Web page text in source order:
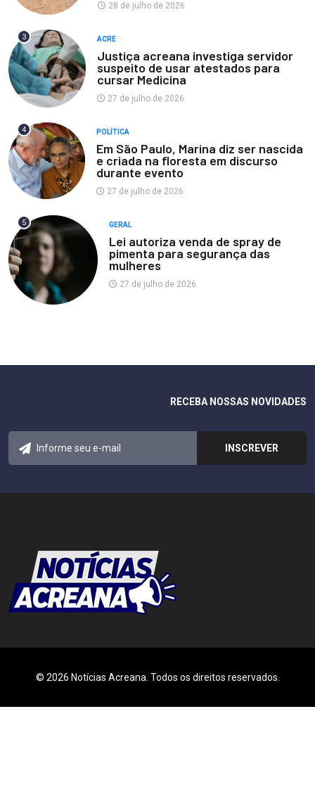
28 de julho de 2026
3 ACRE
Justiça acreana investiga servidor
suspeito de usar atestados para
cursar Medicina
27 de julho de 2026
4 POLÍTICA
Em São Paulo, Marina diz ser nascida
e criada na floresta em discurso
durante evento
27 de julho de 2026
5 GERAL
Lei autoriza venda de spray de
pimenta para segurança das
mulheres
27 de julho de 2026
RECEBA NOSSAS NOVIDADES
© 2026 Notícias Acreana. Todos os direitos reservados.